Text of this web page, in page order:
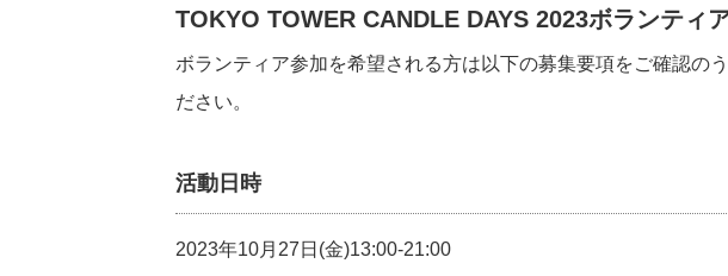
TOKYO TOWER CANDLE DAYS 2023ボランティ
ボランティア参加を希望される方は以下の募集要項をご確認の
ださい。
活動日時
2023年10月27日(金)13:00-21:00